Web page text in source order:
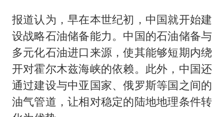
报道认为，早在本世纪初，中国就开始建
设战略石油储备能力。中国的石油储备与
多元化石油进口来源，使其能够短期内绕
开对霍尔木兹海峡的依赖。此外，中国还
通过建设与中亚国家、俄罗斯等国之间的
油气管道，让相对稳定的陆地地理条件转